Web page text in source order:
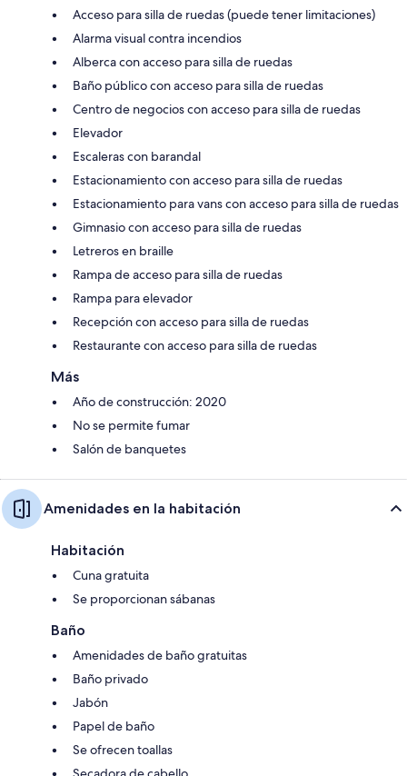
Acceso para silla de ruedas (puede tener limitaciones)
Alarma visual contra incendios
Alberca con acceso para silla de ruedas
Baño público con acceso para silla de ruedas
Centro de negocios con acceso para silla de ruedas
Elevador
Escaleras con barandal
Estacionamiento con acceso para silla de ruedas
Estacionamiento para vans con acceso para silla de ruedas
Gimnasio con acceso para silla de ruedas
Letreros en braille
Rampa de acceso para silla de ruedas
Rampa para elevador
Recepción con acceso para silla de ruedas
Restaurante con acceso para silla de ruedas
Más
Año de construcción: 2020
No se permite fumar
Salón de banquetes
Amenidades en la habitación
Habitación
Cuna gratuita
Se proporcionan sábanas
Baño
Amenidades de baño gratuitas
Baño privado
Jabón
Papel de baño
Se ofrecen toallas